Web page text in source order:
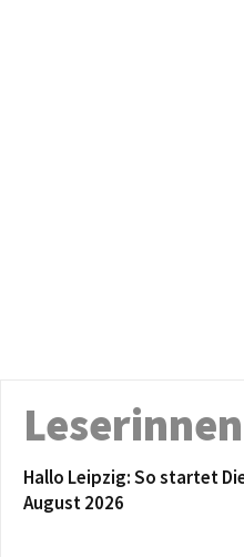
Hallo Leipzig: So startet
August 2026